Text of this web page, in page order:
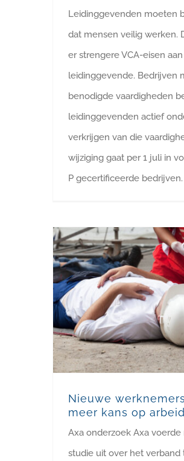
Leidinggevenden moeten
dat mensen veilig werken.
er strengere VCA-eisen
leidinggevende. Bedrijven
benodigde vaardigheden
leidinggevenden actief
verkrijgen van die
wijziging gaat per 1 juli in
P gecertificeerde
Nieuwe
meer kans op
Axa onderzoek Axa
studie uit over het verband